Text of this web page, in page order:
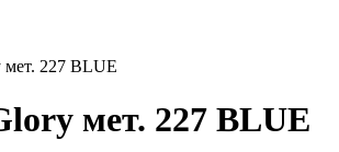
227 BLUE
мет. 227 BLUE